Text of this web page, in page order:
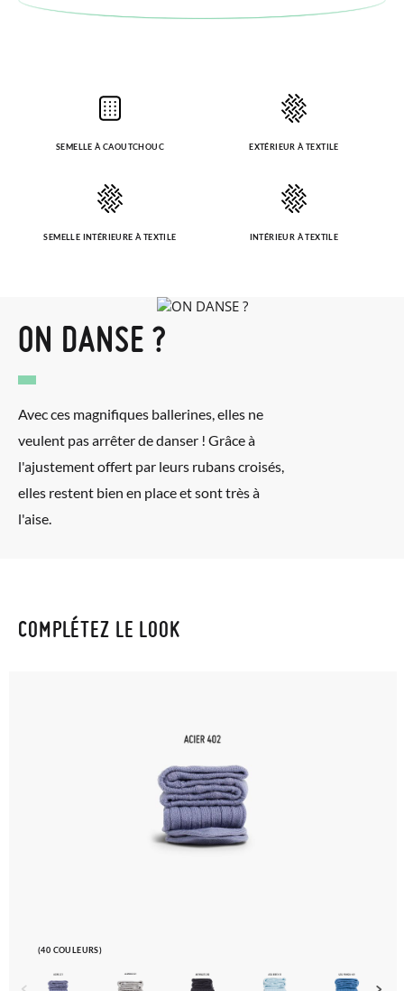
SEMELLE À CAOUTCHOUC EXTÉRIEUR À TEXTILE
SEMELLE INTÉRIEURE À TEXTILE INTÉRIEUR À TEXTILE
ON DANSE ?
Avec ces magnifiques ballerines, elles ne
veulent pas arrêter de danser ! Grâce à
l'ajustement offert par leurs rubans croisés,
elles restent bien en place et sont très à
l'aise.
COMPLÉTEZ LE LOOK
(40 COULEURS)